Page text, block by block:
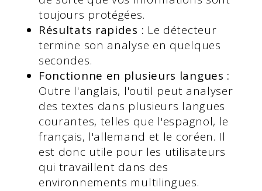
toujours protégées.
Résultats rapides : Le détecteur
termine son analyse en quelques
secondes.
Fonctionne en plusieurs langues :
Outre l'anglais, l'outil peut analyser
des textes dans plusieurs langues
courantes, telles que l'espagnol, le
français, l'allemand et le coréen. Il
est donc utile pour les utilisateurs
qui travaillent dans des
environnements multilingues.